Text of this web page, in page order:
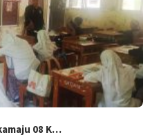
08 K…